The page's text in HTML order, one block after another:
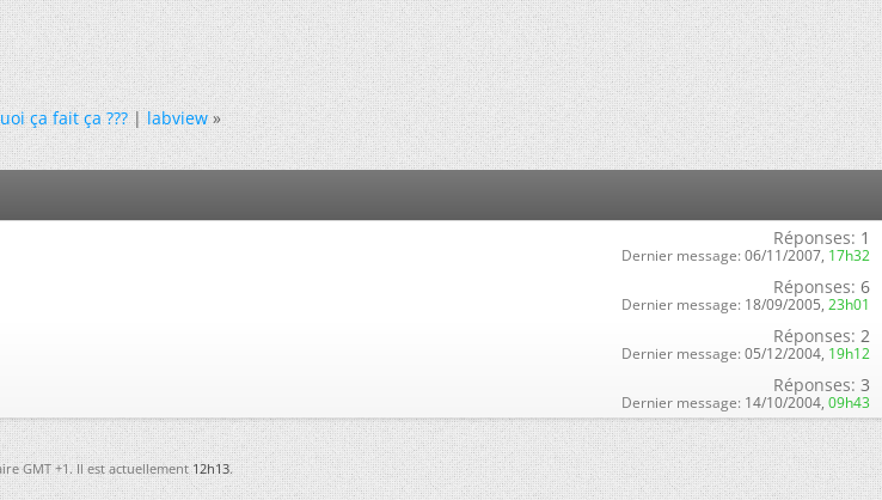
ça fait ça ???|labview »
Réponses: 1
Dernier message: 06/11/2007, 17h32
Réponses: 6
Dernier message: 18/09/2005, 23h01
Réponses: 2
Dernier message: 05/12/2004, 19h12
Réponses: 3
Dernier message: 14/10/2004, 09h43
GMT +1. Il est actuellement12h13.